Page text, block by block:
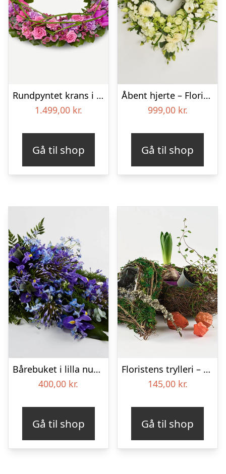
Rundpyntet krans i klassisk stil – pink
1.499,00 kr.
Gå til shop
Åbent hjerte – Floristens kreative valg
999,00 kr.
Gå til shop
Bårebuket i lilla nuancer – Blomster til begravelse
400,00 kr.
Gå til shop
Floristens trylleri – gravpynt – Blomster til begravelse
145,00 kr.
Gå til shop